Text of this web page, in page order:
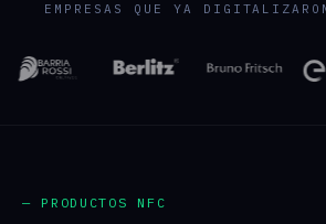
EMPRESAS QUE YA
— PRODUCTOS NFC